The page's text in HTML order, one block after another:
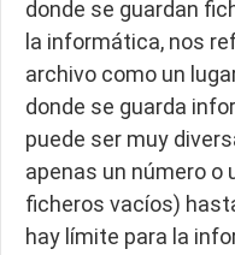
donde se guardan
la informática, nos
archivo como un
donde se guarda
puede ser muy
apenas un número o
ficheros vacíos)
hay límite para la